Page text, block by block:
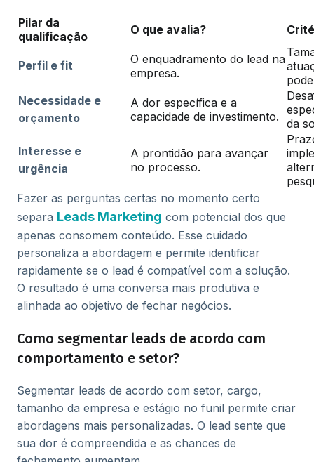
Pilar da
qualificação
O que avalia?
Perfil e fit
O enquadramento do lead na
empresa.
Necessidade e
orçamento
A dor específica e a
capacidade de investimento. da
Interesse e
urgência
A prontidão para avançar
no processo.
Fazer as perguntas certas no momento certo
separa Leads Marketing com potencial dos que
apenas consomem conteúdo. Esse cuidado
personaliza a abordagem e permite identificar
rapidamente se o lead é compatível com a solução.
O resultado é uma conversa mais produtiva e
alinhada ao objetivo de fechar negócios.
Como segmentar leads de acordo com
comportamento e setor?
Segmentar leads de acordo com setor, cargo,
tamanho da empresa e estágio no funil permite criar
abordagens mais personalizadas. O lead sente que
sua dor é compreendida e as chances de